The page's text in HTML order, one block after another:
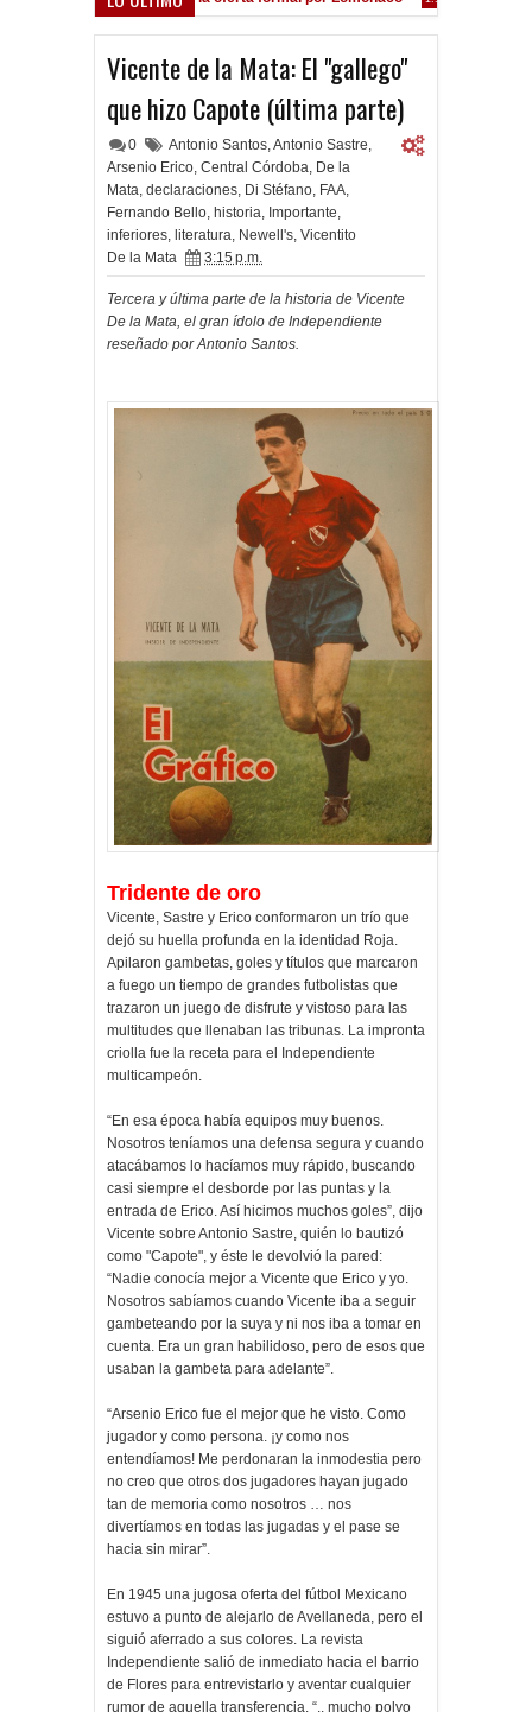
Vicente de la Mata: El "gallego"
que hizo Capote (última parte)
0 Antonio Santos,Antonio Sastre,
Arsenio Erico, Central Córdoba, De la
Mata, declaraciones, Di Stéfano, FAA,
Fernando Bello, historia, Importante,
inferiores, literatura, Newell's, Vicentito
De la Mata
3:15 p.m.
Tercera y última parte de la historia de Vicente
De la Mata, el gran ídolo de Independiente
reseñado por Antonio Santos.
Tridente de oro
Vicente, Sastre y Erico conformaron un trío que
dejó su huella profunda en la identidad Roja.
Apilaron gambetas, goles y títulos que marcaron
a fuego un tiempo de grandes futbolistas que
trazaron un juego de disfrute y vistoso para las
multitudes que llenaban las tribunas. La impronta
criolla fue la receta para el Independiente
multicampeón.
“En esa época había equipos muy buenos.
Nosotros teníamos una defensa segura y cuando
atacábamos lo hacíamos muy rápido, buscando
casi siempre el desborde por las puntas y la
entrada de Erico. Así hicimos muchos goles”, dijo
Vicente sobre Antonio Sastre, quién lo bautizó
como "Capote", y éste le devolvió la pared:
“Nadie conocía mejor a Vicente que Erico y yo.
Nosotros sabíamos cuando Vicente iba a seguir
gambeteando por la suya y ni nos iba a tomar en
cuenta. Era un gran habilidoso, pero de esos que
usaban la gambeta para adelante”.
“Arsenio Erico fue el mejor que he visto. Como
jugador y como persona. ¡y como nos
entendíamos! Me perdonaran la inmodestia pero
no creo que otros dos jugadores hayan jugado
tan de memoria como nosotros … nos
divertíamos en todas las jugadas y el pase se
hacia sin mirar”.
En 1945 una jugosa oferta del fútbol Mexicano
estuvo a punto de alejarlo de Avellaneda, pero el
siguió aferrado a sus colores. La revista
Independiente salió de inmediato hacia el barrio
de Flores para entrevistarlo y aventar cualquier
rumor de aquella transferencia. “.. mucho polvo